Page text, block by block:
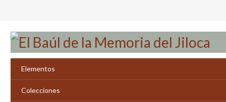
contenido
principal
Elementos
Colecciones